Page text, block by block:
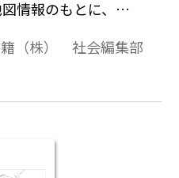
情報のもとに、高
作成などで，自由に
（株） 社会編集部